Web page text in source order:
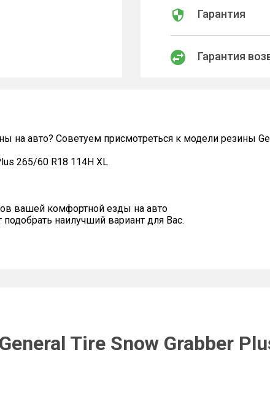
Гарантия
Гарантия
на авто? Советуем присмотреться к модели резины
265/60 R18 114H XL
вашей комфортной езды на авто
наилучший вариант для Вас.
Tire Snow Grabber